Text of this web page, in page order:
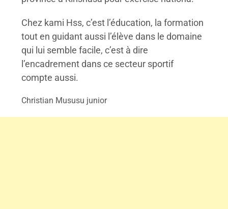
Chez kami Hss, c’est l’éducation, la formation
tout en guidant aussi l’élève dans le domaine
qui lui semble facile, c’est à dire
l’encadrement dans ce secteur sportif
compte aussi.
Christian Mususu junior